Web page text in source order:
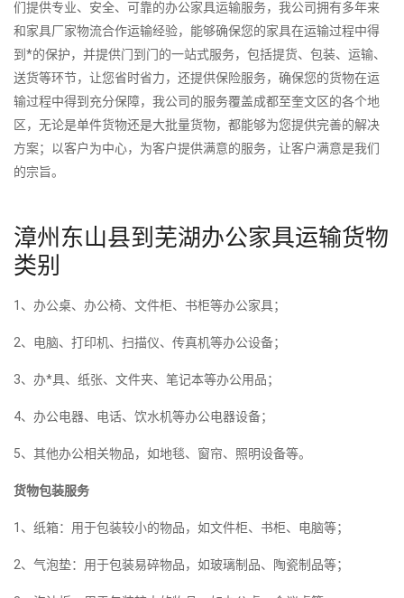
们提供专业、安全、可靠的办公家具运输服务，我公司拥有多年来
和家具厂家物流合作运输经验，能够确保您的家具在运输过程中得
到*的保护，并提供门到门的一站式服务，包括提货、包装、运输、
送货等环节，让您省时省力，还提供保险服务，确保您的货物在运
输过程中得到充分保障，我公司的服务覆盖成都至奎文区的各个地
区，无论是单件货物还是大批量货物，都能够为您提供完善的解决
方案；以客户为中心，为客户提供满意的服务，让客户满意是我们
的宗旨。
漳州东山县到芜湖办公家具运输货物
类别
1、办公桌、办公椅、文件柜、书柜等办公家具；
2、电脑、打印机、扫描仪、传真机等办公设备；
3、办*具、纸张、文件夹、笔记本等办公用品；
4、办公电器、电话、饮水机等办公电器设备；
5、其他办公相关物品，如地毯、窗帘、照明设备等。
货物包装服务
1、纸箱：用于包装较小的物品，如文件柜、书柜、电脑等；
2、气泡垫：用于包装易碎物品，如玻璃制品、陶瓷制品等；